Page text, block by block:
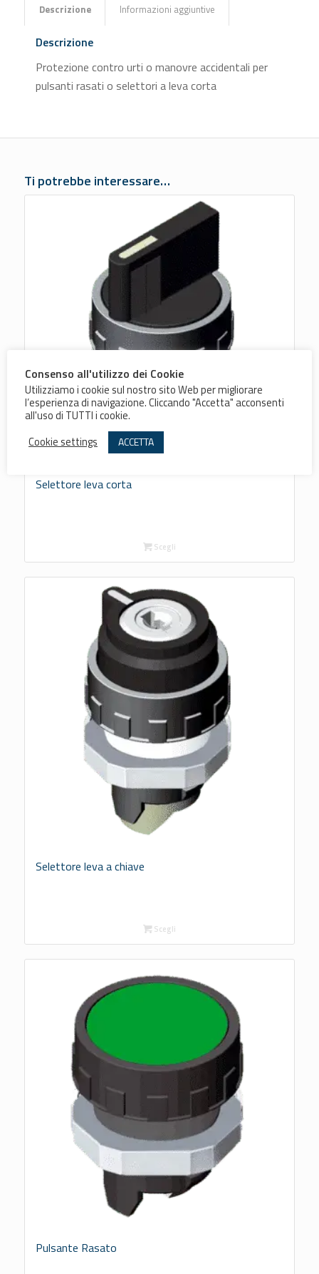
Descrizione Informazioni aggiuntive
Descrizione
Protezione contro urti o manovre accidentali per
pulsanti rasati o selettori a leva corta
Ti potrebbe interessare…
Selettore leva corta
Scegli
Selettore leva a chiave
Scegli
Pulsante Rasato
Consenso all'utilizzo dei Cookie
Utilizziamo i cookie sul nostro sito Web per migliorare
l’esperienza di navigazione. Cliccando "Accetta" acconsenti
all'uso di TUTTI i cookie.
ACCETTA